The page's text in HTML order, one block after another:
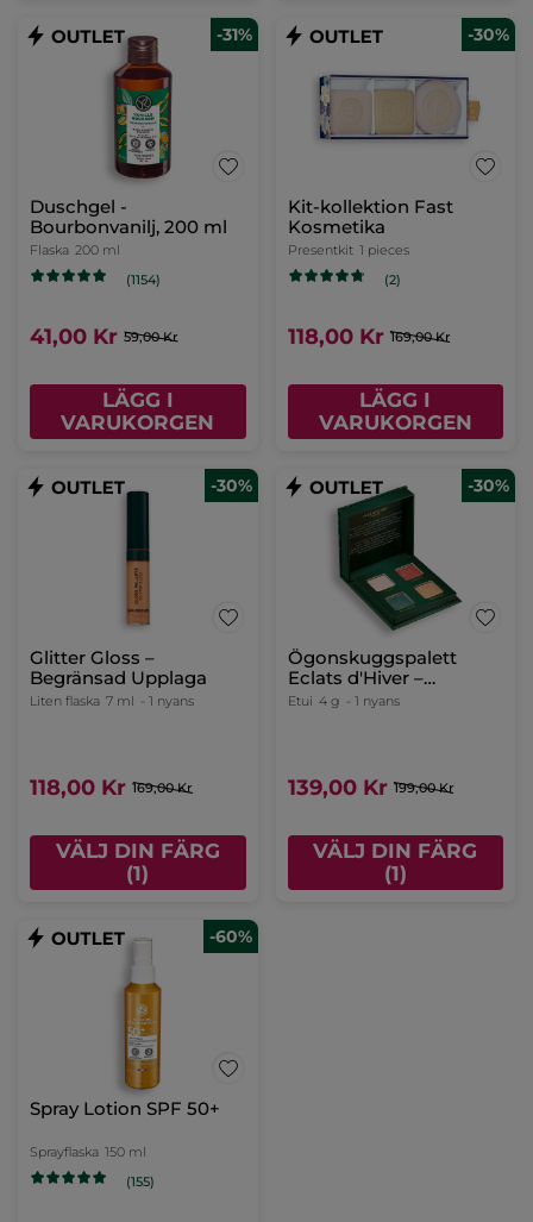
-31%
Duschgel -
Bourbonvanilj, 200 ml
Flaska 200 ml
(1154)
41,00 Kr 59,00 Kr
LÄGG I
VARUKORGEN
-30%
Kit-kollektion Fast
Kosmetika
Presentkit 1 pieces
(2)
118,00 Kr 169,00 Kr
LÄGG I
VARUKORGEN
-30%
Glitter Gloss –
Begränsad Upplaga
Liten flaska 7 ml - 1 nyans
118,00 Kr 169,00 Kr
VÄLJ DIN FÄRG
(1)
-30%
Ögonskuggspalett
Eclats d'Hiver –
Begränsad Upplaga
Etui 4 g - 1 nyans
139,00 Kr 199,00 Kr
VÄLJ DIN FÄRG
(1)
-60%
Spray Lotion SPF 50+
Sprayflaska 150 ml
(155)